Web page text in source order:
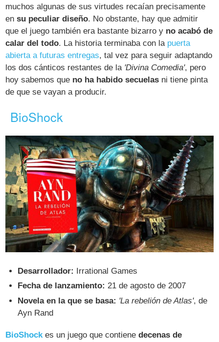
muchos algunas de sus virtudes recaían precisamente
ensu peculiar diseño. No obstante, hay que admitir
que el juego también era bastante bizarro y no acabó de
calar del todo. La historia terminaba con la puerta
abierta a futuras entregas, tal vez para seguir adaptando
los dos cánticos restantes de la 'Divina Comedia', pero
hoy sabemos que no ha habido secuelas ni tiene pinta
de que se vayan a producir.
BioShock
Desarrollador: Irrational Games
Fecha de lanzamiento: 21 de agosto de 2007
Novela en la que se basa: 'La rebelión de Atlas', de
Ayn Rand
BioShockes un juego que contienedecenas de